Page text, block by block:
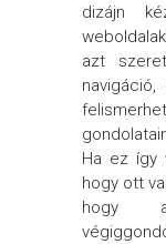
dizájn
azt
Ha ez így
hogy ott
hogy a